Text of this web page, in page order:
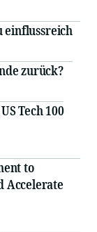
einflussreich
zurück?
Tech 100
to
Accelerate